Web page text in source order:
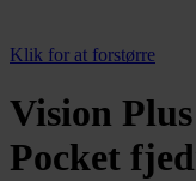
Klik for at forstørre
Vision
Pocket